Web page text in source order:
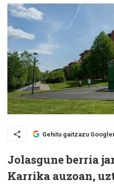
Gehitu gaitzazu
Jolasgune berria
Karrika auzoan,